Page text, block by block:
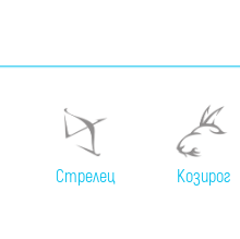
Стрелец Козирог